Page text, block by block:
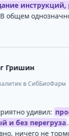
инструкций, раз
однозначно
Гришин
Аналитик в
приятно удивил:
и без
ничего не